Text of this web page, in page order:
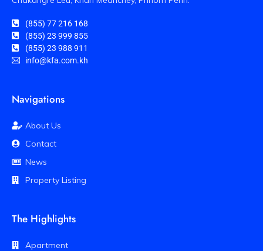
(855) 77 216 168
(855) 23 999 855
(855) 23 988 911
info@kfa.com.kh
Navigations
About Us
Contact
News
Property Listing
The Highlights
Apartment